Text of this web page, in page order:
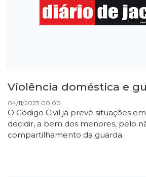
Violência doméstica e
04/11/2023 00:00
O Código Civil já prevê situações
decidir, a bem dos menores, pelo
compartilhamento da guarda.